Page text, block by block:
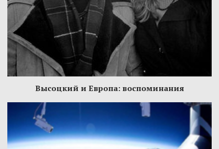
Высоцкий и Европа: воспоминания